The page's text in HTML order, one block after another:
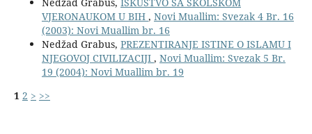
VJERONAUKOM U BIH , Novi Muallim: Svezak 4 Br. 16
(2003): Novi Muallim br. 16
Nedžad Grabus, PREZENTIRANJE ISTINE O ISLAMU I
NJEGOVOJ CIVILIZACIJI , Novi Muallim: Svezak 5 Br.
19 (2004): Novi Muallim br. 19
1 2 > >>